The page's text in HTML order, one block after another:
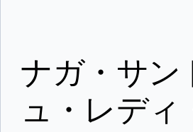
料金プラン
ブログ
ナガ・サン
ュ・レディ